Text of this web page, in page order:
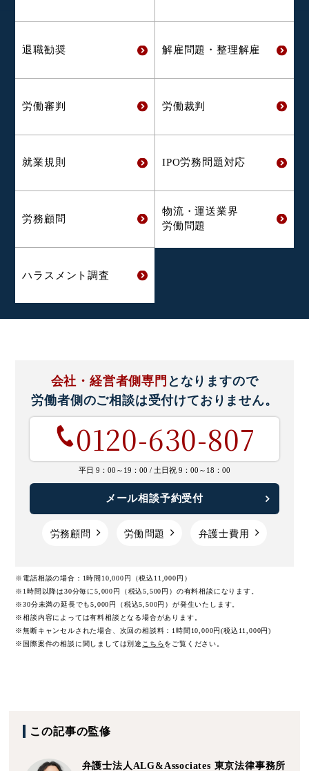
退職勧奨 解雇問題・ 整理解雇
労働審判 労働裁判
就業規則 IPO労務問題対応
労務顧問
物流・運送業界
労働問題
ハラスメント調査
会社・経営者側専門 となりますので
労働者側のご相談は受付けておりません。
0120-630-807
平日 9：00～19：00 / 土日祝 9：00～18：00
メール相談予約受付
労務顧問 労働問題 弁護士費用
※電話相談の場合：1時間10,000円（税込11,000円）
※1時間以降は30分毎に5,000円（税込5,500円）の有料相談になります。
※30分未満の延長でも5,000円（税込5,500円）が発生いたします。
※相談内容によっては有料相談となる場合があります。
※無断キャンセルされた場合、次回の相談料：1時間10,000円(税込11,000円)
※国際案件の相談に関しましては別途 こちらをご覧ください。
この記事の監修
弁護士法人ALG&Associates 東京法律事務所